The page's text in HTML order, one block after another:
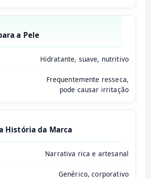
a Pele
Hidratante, suave, nutritivo
Frequentemente resseca,
pode causar irritação
História da Marca
Narrativa rica e artesanal
Genérico, corporativo